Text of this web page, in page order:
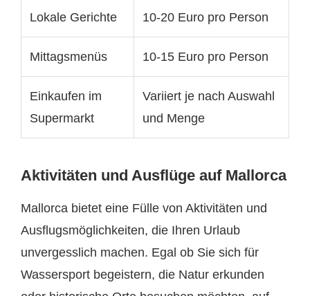
Lokale Gerichte 10-20 Euro pro Person
Mittagsmenüs 10-15 Euro pro Person
Einkaufen im
Supermarkt
Variiert je nach Auswahl
und Menge
Aktivitäten und Ausflüge auf Mallorca
Mallorca bietet eine Fülle von Aktivitäten und
Ausflugsmöglichkeiten, die Ihren Urlaub
unvergesslich machen. Egal ob Sie sich für
Wassersport begeistern, die Natur erkunden